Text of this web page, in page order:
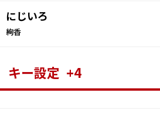
にじいろ
絢香
キー設定 +4